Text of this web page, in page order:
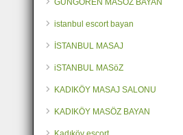
GÜNGÖREN MASÖZ BAYAN
istanbul escort bayan
İSTANBUL MASAJ
iSTANBUL MASöZ
KADIKÖY MASAJ SALONU
KADIKÖY MASÖZ BAYAN